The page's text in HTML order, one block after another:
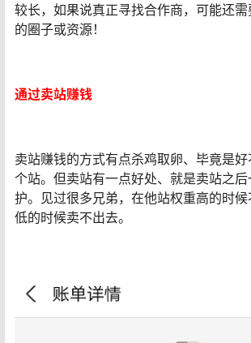
较长，如果说真正寻找合作商，可能还
的圈子或资源！
通过卖站赚钱
卖站赚钱的方式有点杀鸡取卵、毕竟是
个站。但卖站有一点好处、就是卖站之
护。见过很多兄弟，在他站权重高的时
低的时候卖不出去。